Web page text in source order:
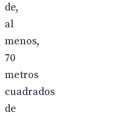
de,
al
menos,
70
metros
cuadrados
de